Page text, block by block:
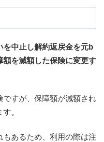
を中止し解約返戻金を元b
額を減額した保険に変更す
すが、保障額が減額され
。
もあるため、利用の際は注